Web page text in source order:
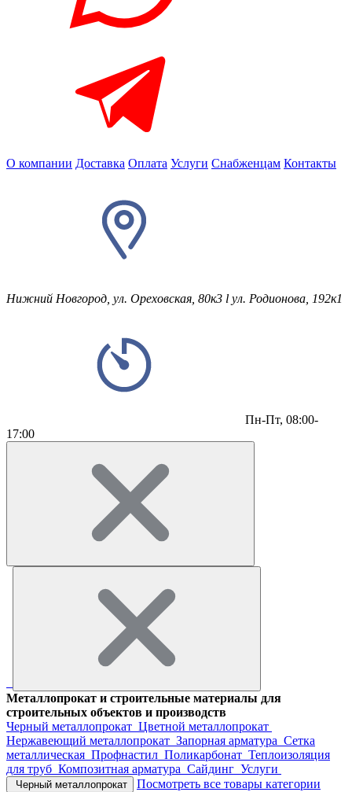
О компании Доставка Оплата Услуги Снабженцам Контакты
Нижний Новгород, ул. Ореховская, 80к3 l ул. Родионова, 192к1
Пн-Пт, 08:00-
17:00
Металлопрокат и строительные материалы для
строительных объектов и производств
Черный металлопрокат Цветной металлопрокат
Нержавеющий металлопрокат Запорная арматура Сетка
металлическая Профнастил Поликарбонат Теплоизоляция
для труб Композитная арматура Сайдинг Услуги
Черный металлопрокат
Посмотреть все товары категории